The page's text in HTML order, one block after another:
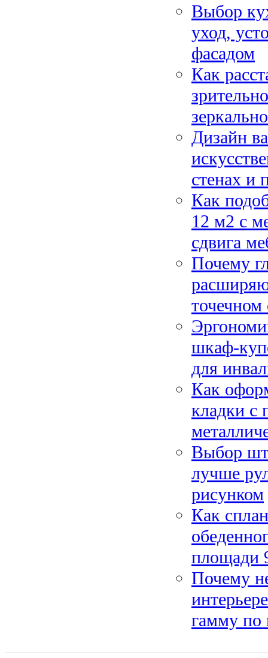
Выбор
уход,
фасадом
Как
Дизайн
стенах и
Как
12 м2 с
сдвига
Почему
шкаф-
для
Как
кладки с
Выбор
лучше
рисунком
Как
площади
Почему
гамму по